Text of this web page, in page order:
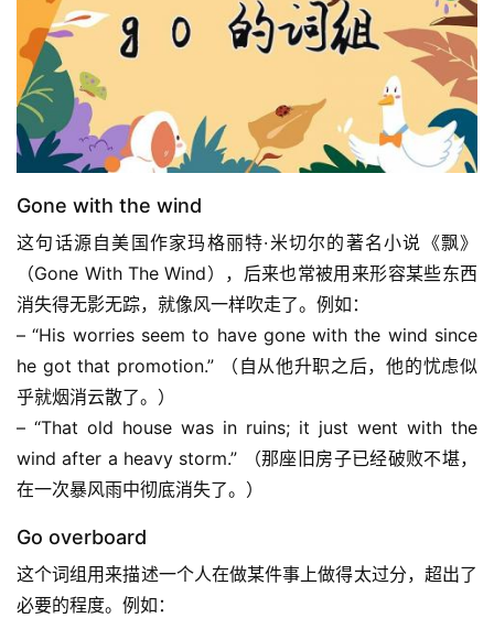
Gone with the wind
这句话源自美国作家玛格丽特·米切尔的著名小说《飘》
（Gone With The Wind），后来也常被用来形容某些东西
消失得无影无踪，就像风一样吹走了。例如：
– “His worries seem to have gone with the wind since
he got that promotion.” （自从他升职之后，他的忧虑似
乎就烟消云散了。）
– “That old house was in ruins; it just went with the
wind after a heavy storm.” （那座旧房子已经破败不堪，
在一次暴风雨中彻底消失了。）
Go overboard
这个词组用来描述一个人在做某件事上做得太过分，超出了
必要的程度。例如：